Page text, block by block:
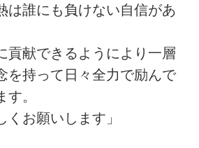
は誰にも負けない自信があ
献できるようにより一層
を持って日々全力で励んで
。
お願いします」